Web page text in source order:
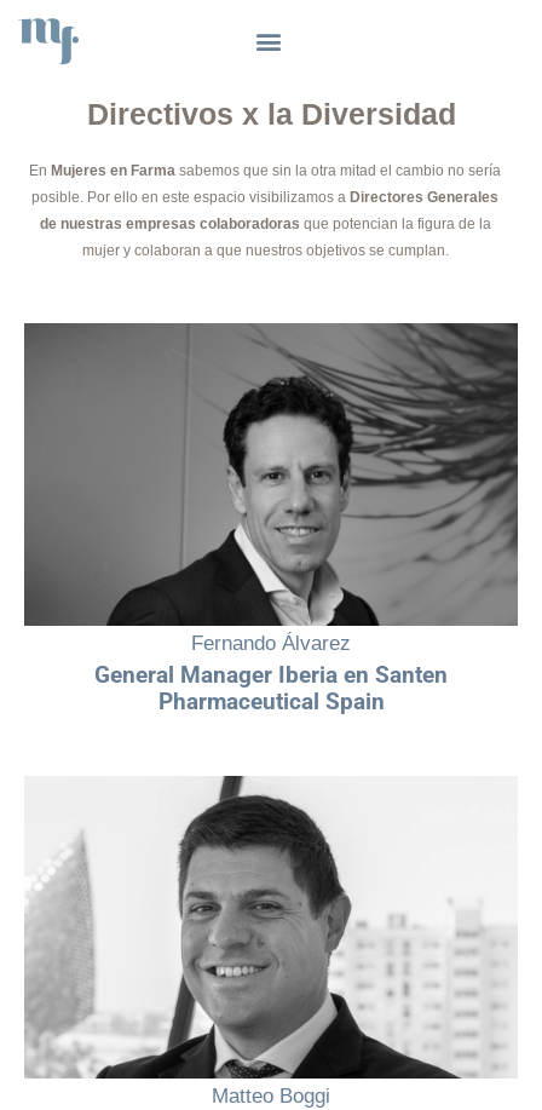
contenido
Directivos x la Diversidad
En Mujeres en Farma sabemos que sin la otra mitad el cambio no sería
posible. Por ello en este espacio visibilizamos a Directores Generales
de nuestras empresas colaboradoras que potencian la figura de la
mujer y colaboran a que nuestros objetivos se cumplan.
"Mi aspiración es que algún día dejemos de hablar de hombres y
mujeres, y solo nos refiramos a las personas. Pero, mientras tanto,
nuestra misión, en un entorno tan privilegiado como el nuestro, es
derribar las barreras más invisibles y sutiles, y garantizar que cada
mujer tenga las mismas oportunidades para avanzar sin
limitaciones."
Fernando Álvarez
General Manager Iberia en Santen
Pharmaceutical Spain
"La diversidad es una fortaleza estratégica. En Fresenius Kabi
creemos que promover el desarrollo del talento femenino no es solo
una cuestión de igualdad, sino también una palanca esencial para la
innovación, el crecimiento y la mejora continua de la atención a los
pacientes."
Matteo Boggi